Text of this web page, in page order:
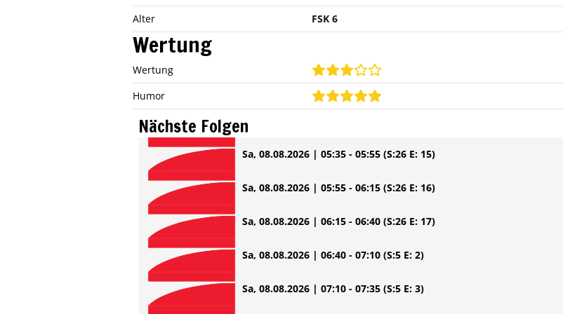
Alter
FSK 6
Wertung
Wertung
Humor
Nächste Folgen
Sa, 08.08.2026 | 05:35 - 05:55 (S:26 E: 15)
Sa, 08.08.2026 | 05:55 - 06:15 (S:26 E: 16)
Sa, 08.08.2026 | 06:15 - 06:40 (S:26 E: 17)
Sa, 08.08.2026 | 06:40 - 07:10 (S:5 E: 2)
Sa, 08.08.2026 | 07:10 - 07:35 (S:5 E: 3)